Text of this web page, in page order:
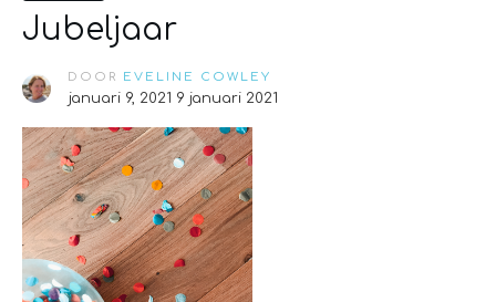
Jubeljaar
DOOR EVELINE COWLEY
januari 9, 2021 9 januari 2021